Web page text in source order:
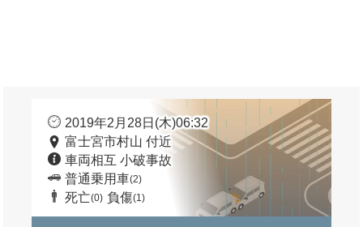
2019年2月28日(木)06:32
富士宮市村山 付近
車両相互 小破事故
普通乗用車(2)
死亡(0) 負傷(1)